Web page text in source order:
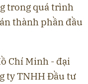
trong quá trình
thành phần đầu
Chí Minh - đại
ty TNHH Đầu tư